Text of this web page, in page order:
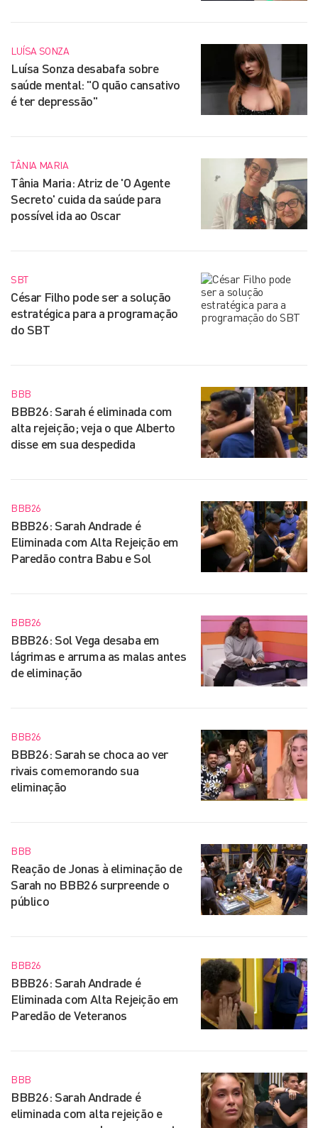
LUÍSA SONZA
Luísa Sonza desabafa sobre
saúde mental: "O quão cansativo
é ter depressão"
TÂNIA MARIA
Tânia Maria: Atriz de 'O Agente
Secreto' cuida da saúde para
possível ida ao Oscar
SBT
César Filho pode ser a solução
estratégica para a programação
do SBT
BBB
BBB26: Sarah é eliminada com
alta rejeição; veja o que Alberto
disse em sua despedida
BBB26
BBB26: Sarah Andrade é
Eliminada com Alta Rejeição em
Paredão contra Babu e Sol
BBB26
BBB26: Sol Vega desaba em
lágrimas e arruma as malas antes
de eliminação
BBB26
BBB26: Sarah se choca ao ver
rivais comemorando sua
eliminação
BBB
Reação de Jonas à eliminação de
Sarah no BBB26 surpreende o
público
BBB26
BBB26: Sarah Andrade é
Eliminada com Alta Rejeição em
Paredão de Veteranos
BBB
BBB26: Sarah Andrade é
eliminada com alta rejeição e